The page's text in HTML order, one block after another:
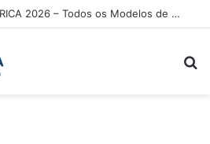
Atualizações AZAMERICA 2026 – Todos os Modelos de Receptores AZAMERICA